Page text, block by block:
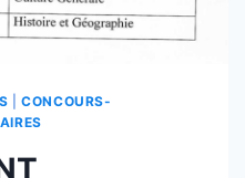
|CONCOURS-